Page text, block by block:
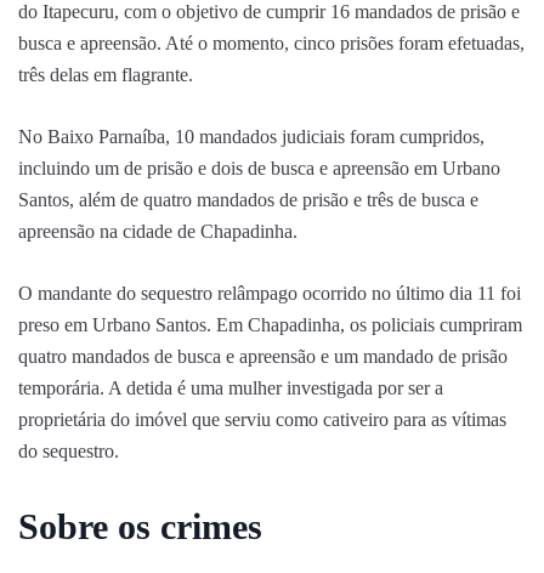
do Itapecuru, com o objetivo de cumprir 16 mandados de prisão e
busca e apreensão. Até o momento, cinco prisões foram efetuadas,
três delas em flagrante.
No Baixo Parnaíba, 10 mandados judiciais foram cumpridos,
incluindo um de prisão e dois de busca e apreensão em Urbano
Santos, além de quatro mandados de prisão e três de busca e
apreensão na cidade de Chapadinha.
O mandante do sequestro relâmpago ocorrido no último dia 11 foi
preso em Urbano Santos. Em Chapadinha, os policiais cumpriram
quatro mandados de busca e apreensão e um mandado de prisão
temporária. A detida é uma mulher investigada por ser a
proprietária do imóvel que serviu como cativeiro para as vítimas
do sequestro.
Sobre os crimes